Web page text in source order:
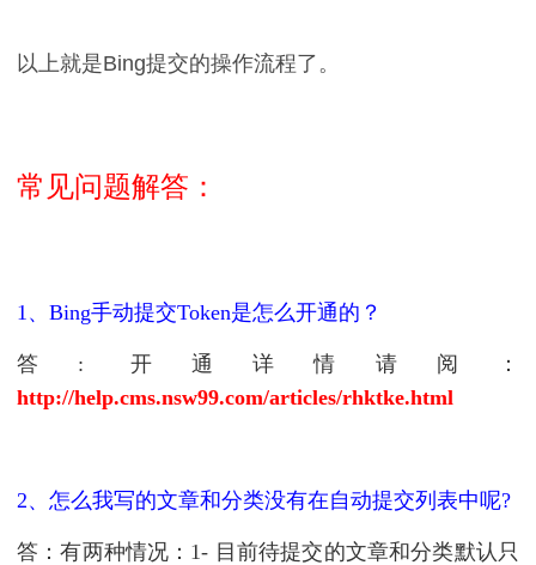
以上就是Bing提交的操作流程了。
常见问题解答：
1、Bing手动提交Token是怎么开通的？
答: 开通详情请阅：
http://help.cms.nsw99.com/articles/rhktke.html
2、怎么我写的文章和分类没有在自动提交列表中呢?
答：有两种情况：1- 目前待提交的文章和分类默认只